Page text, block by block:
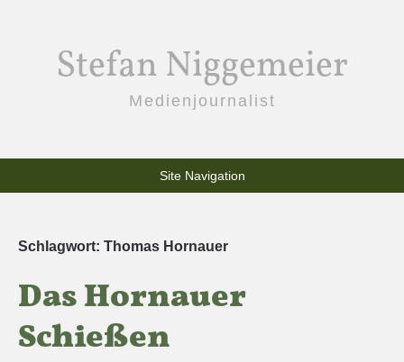
Stefan Niggemeier
Medienjournalist
Site Navigation
Schlagwort: Thomas Hornauer
Das Hornauer
Schießen